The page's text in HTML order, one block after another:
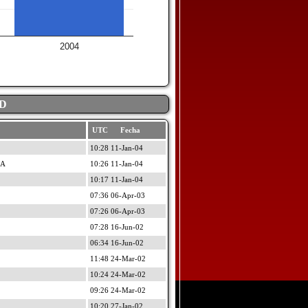
2004
UTC Fecha
10:28 11-Jan-04
10:26 11-Jan-04
10:17 11-Jan-04
07:36 06-Apr-03
07:26 06-Apr-03
07:28 16-Jun-02
06:34 16-Jun-02
11:48 24-Mar-02
10:24 24-Mar-02
09:26 24-Mar-02
10:20 27-Jan-02